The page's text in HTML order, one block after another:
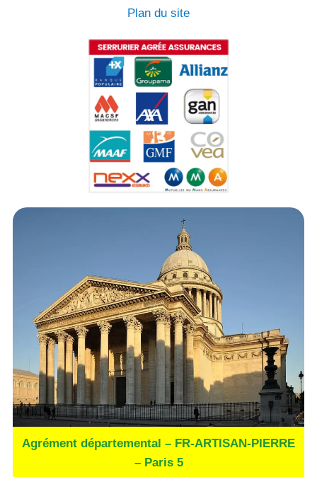
Plan du site
Agrément départemental – FR-ARTISAN-PIERRE
– Paris 5